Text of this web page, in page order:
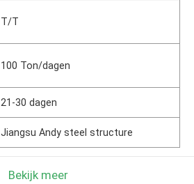
T/T
100 Ton/dagen
21-30 dagen
Jiangsu Andy steel structure
Bekijk meer